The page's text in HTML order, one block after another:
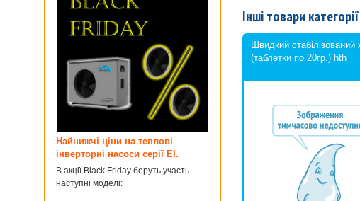
Інші товари
Швидкий стабілізований
(таблетки по 20гр.) hth
Найнижчі ціни на теплові
інверторні насоси серії EI.
В акції Black Friday беруть участь
наступні моделі: